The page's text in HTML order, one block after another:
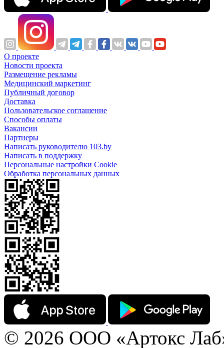
О проекте
Новости проекта
Размещение рекламы
Медицинский маркетинг
Публичный договор
Доставка
Пользовательское соглашение
Способы оплаты
Вакансии
Партнеры
Написать руководителю 103.by
Написать в поддержку
Персональные настройки Cookie
Обработка персональных данных
© 2026 ООО «Артокс